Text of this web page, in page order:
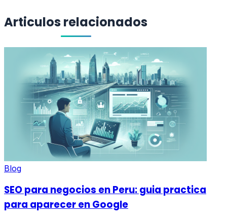
Articulos relacionados
Blog
SEO para negocios en Peru: guia practica
para aparecer en Google